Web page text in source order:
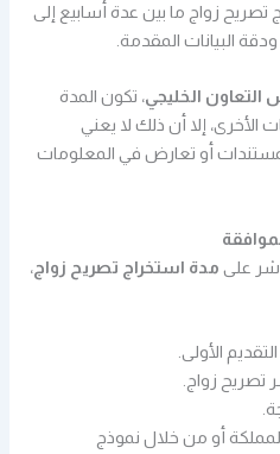
زواج ما بين عدة أسابيع إلى
البيانات المقدمة.
الخليجي، تكون المدة
الأخرى، إلا أن ذلك لا يعني
أو تعارض في المعلومات
على مدة استخراج تصريح زواج،
الأولى.
تصريح زواج.
أو من خلال نموذج